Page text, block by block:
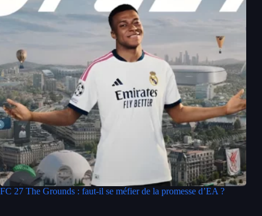
FC 27 The Grounds : faut-il se méfier de la promesse d’EA ?